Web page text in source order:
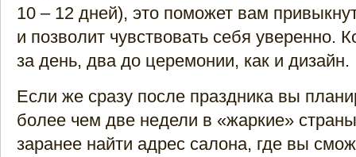
10 – 12 дней), это поможет вам
и позволит чувствовать себя уверенно.
за день, два до церемонии, как и дизайн.
Если же сразу после праздника вы
более чем две недели в «жаркие»
заранее найти адрес салона, где вы